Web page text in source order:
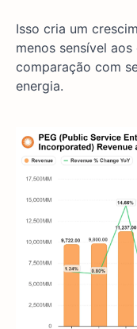
Isso cria um
menos sensível
comparação com
energia.